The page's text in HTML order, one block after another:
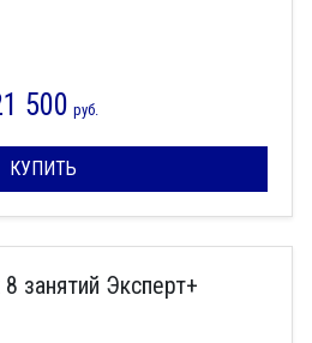
500 руб.
КУПИТЬ
занятий Эксперт+